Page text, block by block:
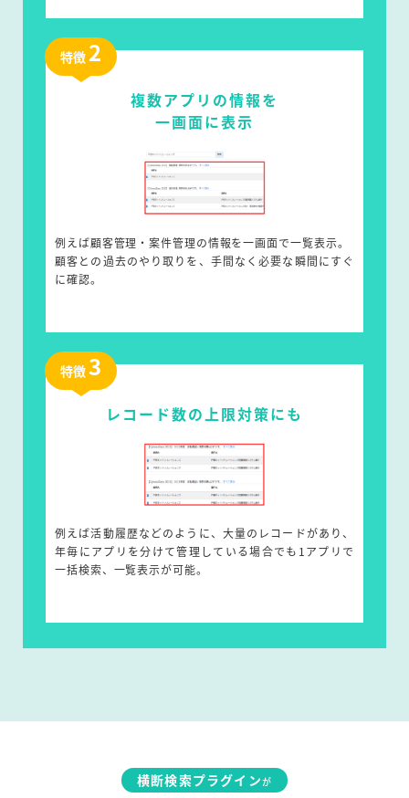
特徴 2
複数アプリの情報を
一画面に表示
例えば顧客管理・案件管理の情報を一画面で一覧表示。
顧客との過去のやり取りを、手間なく必要な瞬間にすぐ
に確認。
特徴3
レコード数の上限対策にも
例えば活動履歴などのように、大量のレコードがあり、
年毎にアプリを分けて管理している場合でも1アプリで
一括検索、一覧表示が可能。
横断検索プラグインが